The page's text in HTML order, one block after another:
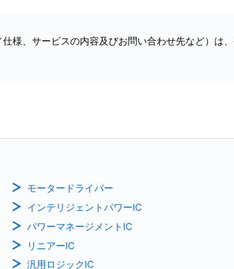
様、サービスの内容及びお問い合わせ先など）は
モータードライバー
インテリジェントパワーIC
パワーマネージメントIC
リニアーIC
汎用ロジックIC